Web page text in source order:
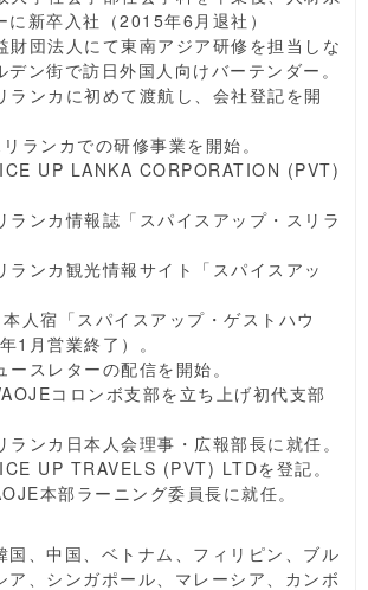
に新卒入社（2015年6月退社）
団法人にて東南アジア研修を担当しな
ン街で訪日外国人向けバーテンダー。
ンカに初めて渡航し、会社登記を開
ランカでの研修事業を開始。
UP LANKA CORPORATION (PVT)
ンカ情報誌「スパイスアップ・スリラ
ンカ観光情報サイト「スパイスアッ
人宿「スパイスアップ・ゲストハウ
1月営業終了）。
スレターの配信を開始。
コロンボ支部を立ち上げ初代支部
ンカ日本人会理事・広報部長に就任。
UP TRAVELS (PVT) LTDを登記。
本部ラーニング委員長に就任。
国、中国、ベトナム、フィリピン、ブル
ア、シンガポール、マレーシア、カンボ